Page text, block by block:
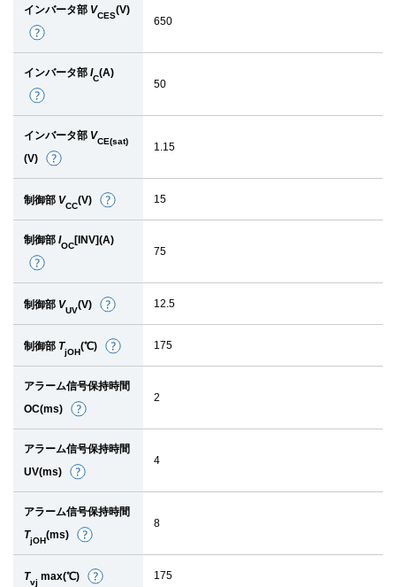
インバータ部 VCES(V)
詳
細
650
インバータ部 IC(A)
詳
細
50
インバータ部 VCE(sat)
(V)
詳
細
1.15
制御部 VCC(V)
詳
細
15
制御部 IOC[INV](A)
詳
細
75
制御部 VUV(V)
詳
細
12.5
制御部 TjOH(℃)
詳
細
175
アラーム信号保持時間
OC(ms)
詳
細
2
アラーム信号保持時間
UV(ms)
詳
細
4
アラーム信号保持時間
TjOH(ms)
詳
細
8
Tvj max(℃)
詳
175